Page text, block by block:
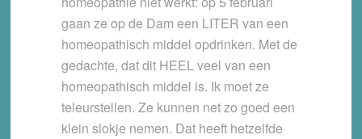
gaan ze op de Dam een LITER van een
homeopathisch middel opdrinken. Met de
gedachte, dat dit HEEL veel van een
homeopathisch middel is. Ik moet ze
teleurstellen. Ze kunnen net zo goed een
klein slokje nemen. Dat heeft hetzelfde